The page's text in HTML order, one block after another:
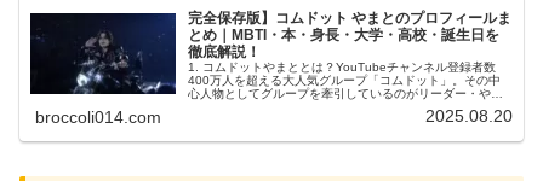
完全保存版】コムドット やまとのプロフィールま
とめ｜MBTI・本・身長・大学・高校・誕生日を
徹底解説！
1. コムドットやまととは？YouTubeチャンネル登録者数
400万人を超える大人気グループ「コムドット」。その中
心人物としてグループを牽引しているのがリーダー・やま
broccoli014.com 2025.08.20